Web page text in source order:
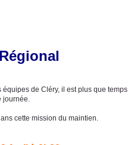
de Cléry, il est plus que temps
journée.
cette mission du maintien.